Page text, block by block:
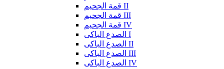
قمة الجحيم II
قمة الجحيم III
قمة الجحيم IV
الصدع الباكى I
الصدع الباكى II
الصدع الباكى III
الصدع الباكى IV